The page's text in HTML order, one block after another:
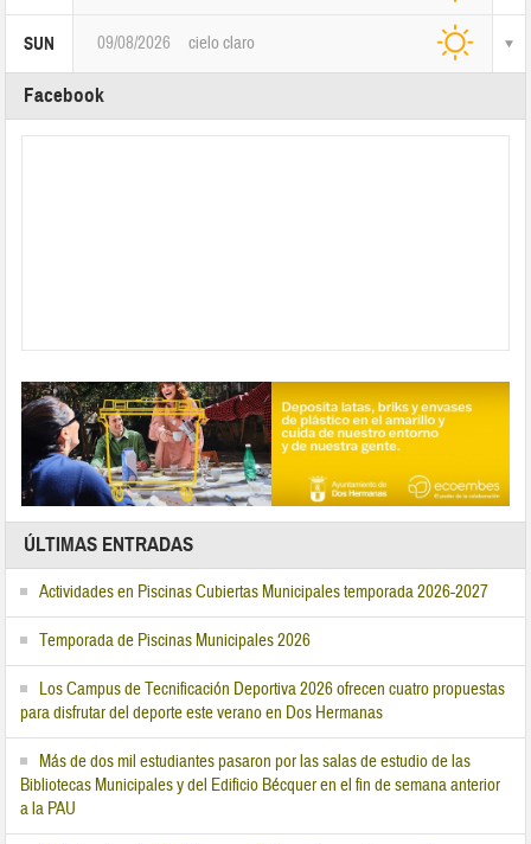
SUN 09/08/2026 cielo claro
Facebook
ÚLTIMAS ENTRADAS
Actividades en Piscinas Cubiertas Municipales temporada 2026-2027
Temporada de Piscinas Municipales 2026
Los Campus de Tecnificación Deportiva 2026 ofrecen cuatro propuestas
para disfrutar del deporte este verano en Dos Hermanas
Más de dos mil estudiantes pasaron por las salas de estudio de las
Bibliotecas Municipales y del Edificio Bécquer en el fin de semana anterior
a la PAU